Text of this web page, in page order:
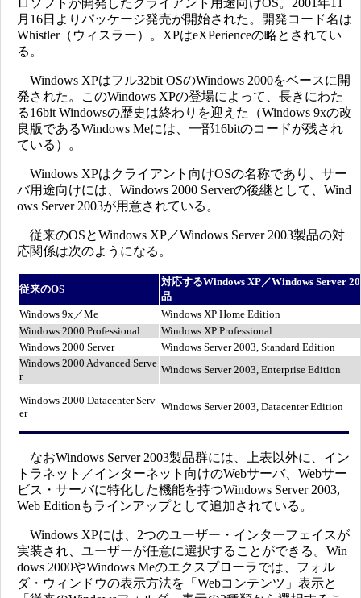
ロソフトが開発したクライアント用途向けOS。2001年11
月16日よりパッケージ発売が開始された。開発コード名は
Whistler（ウィスラー）。XPはeXPerienceの略とされてい
る。
Windows XPはフル32bit OSのWindows 2000をベースに開
発された。このWindows XPの登場によって、長きにわた
る16bit Windowsの歴史は終わりを迎えた（Windows 9xの改
良版であるWindows Meには、一部16bitのコードが残され
ている）。
Windows XPはクライアント向けOSの名称であり、サー
バ用途向けには、Windows 2000 Serverの後継として、Wind
ows Server 2003が用意されている。
従来のOSとWindows XP／Windows Server 2003製品の対
応関係は次のようになる。
従来のOS
対応するWindows XP／Windows Server
品
Windows 9x／Me
Windows XP Home Edition
Windows 2000 Professional
Windows XP Professional
Windows 2000 Server
Windows Server 2003, Standard Edition
Windows 2000 Advanced Serve
r
Windows Server 2003, Enterprise Edition
Windows 2000 Datacenter Serv
er
Windows Server 2003, Datacenter Edition
なおWindows Server 2003製品群には、上表以外に、イン
トラネット／インターネット向けのWebサーバ、Webサー
ビス・サーバに特化した機能を持つWindows Server 2003,
Web Editionもラインアップとして追加されている。
Windows XPには、2つのユーザー・インターフェイスが
実装され、ユーザーが任意に選択することができる。Win
dows 2000やWindows Meのエクスプローラでは、フォル
ダ・ウィンドウの表示方法を「Webコンテンツ」表示と